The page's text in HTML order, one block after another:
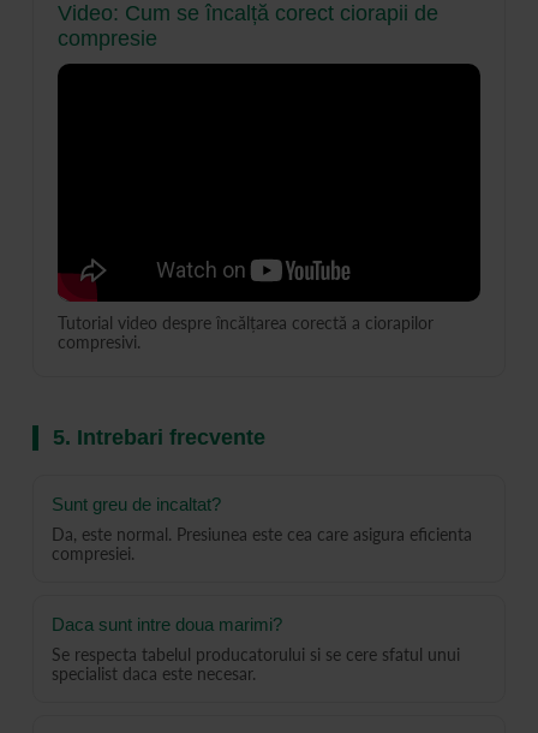
Video: Cum se încalță corect ciorapii de
compresie
Tutorial video despre încălțarea corectă a ciorapilor
compresivi.
5. Intrebari frecvente
Sunt greu de incaltat?
Da, este normal. Presiunea este cea care asigura eficienta
compresiei.
Daca sunt intre doua marimi?
Se respecta tabelul producatorului si se cere sfatul unui
specialist daca este necesar.